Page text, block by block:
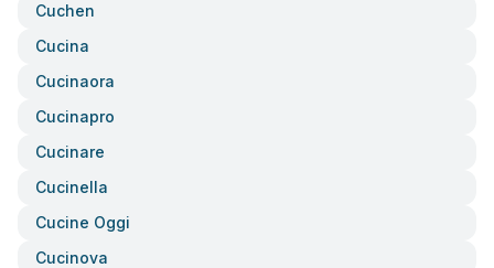
Cuchen
Cucina
Cucinaora
Cucinapro
Cucinare
Cucinella
Cucine Oggi
Cucinova